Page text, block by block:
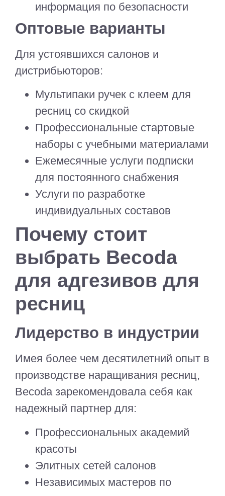
информация по безопасности
Оптовые варианты
Для устоявшихся салонов и
дистрибьюторов:
Мультипаки ручек с клеем для
ресниц со скидкой
Профессиональные стартовые
наборы с учебными материалами
Ежемесячные услуги подписки
для постоянного снабжения
Услуги по разработке
индивидуальных составов
Почему стоит
выбрать Becoda
для адгезивов для
ресниц
Лидерство в индустрии
Имея более чем десятилетний опыт в
производстве наращивания ресниц,
Becoda зарекомендовала себя как
надежный партнер для:
Профессиональных академий
красоты
Элитных сетей салонов
Независимых мастеров по